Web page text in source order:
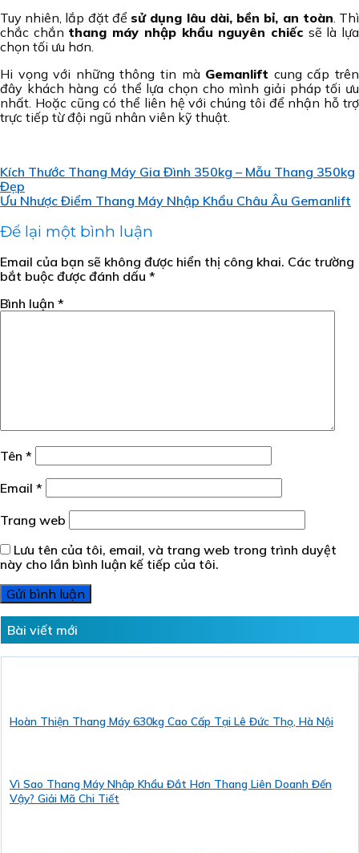
Tuy nhiên, lắp đặt để sử dụng lâu dài, bền bỉ, an toàn . Thì
chắc chắn thang máy nhập khẩu nguyên chiếc sẽ là lựa
chọn tối ưu hơn.
Hi vọng với những thông tin mà Gemanlift cung cấp trên
đây khách hàng có thể lựa chọn cho mình giải pháp tối ưu
nhất. Hoặc cũng có thể liên hệ với chúng tôi để nhận hỗ trợ
trực tiếp từ đội ngũ nhân viên kỹ thuật.
Kích Thước Thang Máy Gia Đình 350kg – Mẫu Thang 350kg
Đẹp
Ưu Nhược Điểm Thang Máy Nhập Khẩu Châu Âu Gemanlift
Để lại một bình luận
Email của bạn sẽ không được hiển thị công khai. Các trường
bắt buộc được đánh dấu *
Bình luận *
Tên *
Email *
Trang web
Lưu tên của tôi, email, và trang web trong trình duyệt
này cho lần bình luận kế tiếp của tôi.
Bài viết mới
Hoàn Thiện Thang Máy 630kg Cao Cấp Tại Lê Đức Thọ, Hà Nội
Vì Sao Thang Máy Nhập Khẩu Đắt Hơn Thang Liên Doanh Đến
Vậy? Giải Mã Chi Tiết